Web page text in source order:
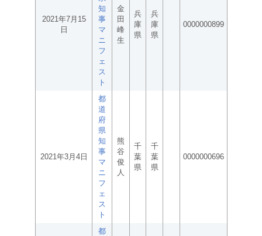
2021年7月15
日
知
事
マ
ニ
フ
ェ
ス
ト
金
田
峰
生
兵
庫
県
兵
庫
県
0000000899
2021年3月4日
都
道
府
県
知
事
マ
ニ
フ
ェ
ス
ト
熊
谷
俊
人
千
葉
県
千
葉
県
0000000696
都